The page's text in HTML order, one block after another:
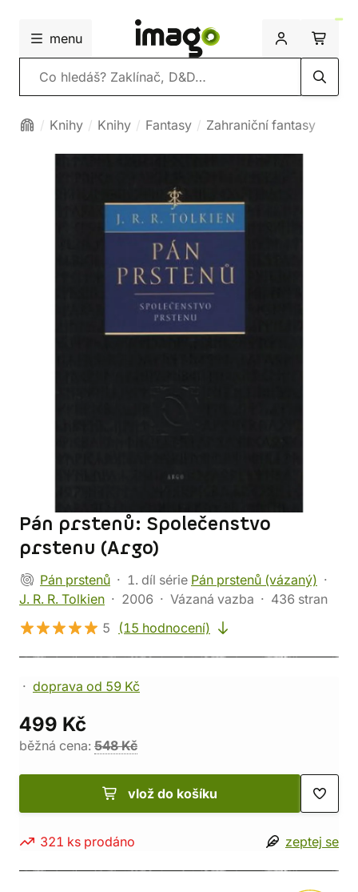
menu
Vyhledávání
Knihy Knihy Fantasy Zahraniční fantasy
Pán prstenů: Společenstvo
prstenu (Argo)
Pán prstenů 1. díl série Pán prstenů (vázaný)
J. R. R. Tolkien
2006 Vázaná vazba
436 stran
5
(15 hodnocení)
doprava od 59 Kč
499 Kč
běžná cena: 548 Kč
vlož do košíku
321 ks prodáno zeptej se